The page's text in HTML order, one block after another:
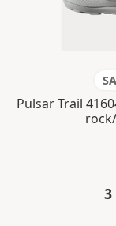
Pulsar Trail
3